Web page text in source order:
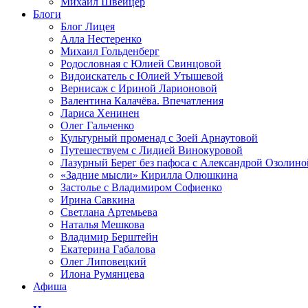
Блоги
Блог Лицея
Алла Нестеренко
Михаил Гольденберг
Родословная с Юлией Свинцовой
Видоискатель с Юлией Утышевой
Вернисаж с Ириной Ларионовой
Валентина Калачёва. Впечатления
Лариса Хенинен
Олег Гальченко
Культурный променад с Зоей Арнаутовой
Путешествуем с Лидией Винокуровой
Лазурный Берег без пафоса с Александрой
«Задние мысли» Кирилла Олюшкина
Застолье с Владимиром Софиенко
Ирина Савкина
Светлана Артемьева
Наталья Мешкова
Владимир Берштейн
Екатерина Габалова
Олег Липовецкий
Илона Румянцева
Афиша